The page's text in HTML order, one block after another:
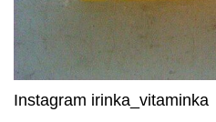
Instagram irinka_vitaminka